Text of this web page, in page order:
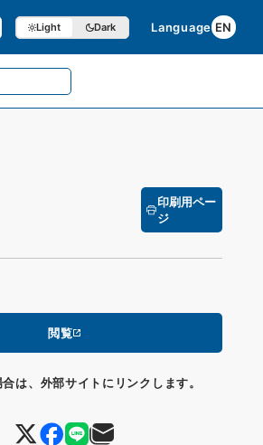
Light Dark Language EN
印刷用ペー
ジ
閲覧
は、外部サイトにリンクします。